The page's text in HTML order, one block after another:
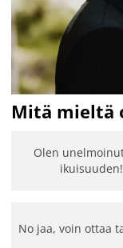
Mitä mieltä
Olen
ikuisuuden!
No jaa, voin ottaa